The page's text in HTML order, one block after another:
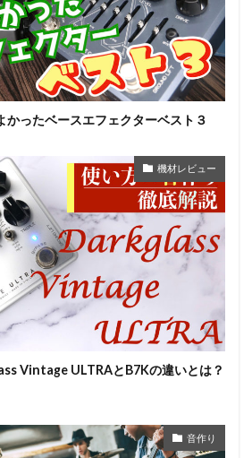
かったベースエフェクターベスト３
機材レビュー
Vintage ULTRAとB7Kの違いとは？
音作り